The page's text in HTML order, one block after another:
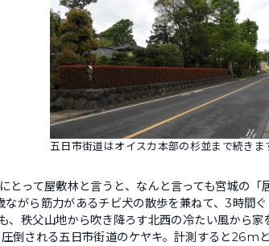
五日市街道はオイスカ本部の杉並まで続きま
とって屋敷林と言うと、なんと言っても宮城の「
ながら筋力があるチビ犬の散歩を兼ねて、3時間ぐ
、秩父山地から吹き降ろす北西の冷たい風から家
倒される五日市街道のケヤキ。計測すると26m